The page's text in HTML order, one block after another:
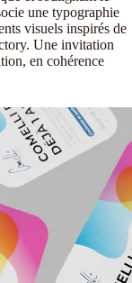
une typographie
visuels inspirés de
Une invitation
en cohérence